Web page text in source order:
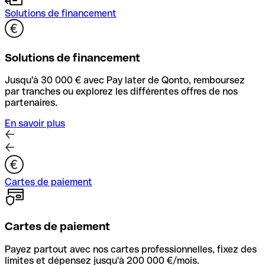
Solutions de financement
Solutions de financement
Jusqu'à 30 000 € avec Pay later de Qonto, remboursez
par tranches ou explorez les différentes offres de nos
partenaires.
En savoir plus
Cartes de paiement
Cartes de paiement
Payez partout avec nos cartes professionnelles, fixez des
limites et dépensez jusqu'à 200 000 €/mois.